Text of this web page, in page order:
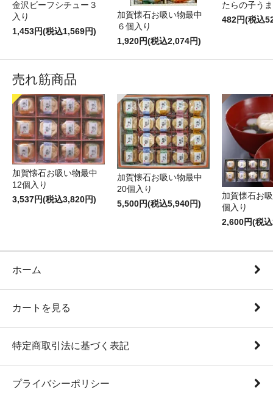
金沢ビーフシチュー３
入り
1,453円(税込1,569円)
加賀懐石お吸い物最中
６個入り
1,920円(税込2,074円)
たらの子う
482円(税込
売れ筋商品
加賀懐石お吸い物最中
12個入り
3,537円(税込3,820円)
加賀懐石お吸い物最中
20個入り
5,500円(税込5,940円)
加賀懐石お
個入り
2,600円(税
ホーム
カートを見る
特定商取引法に基づく表記
プライバシーポリシー